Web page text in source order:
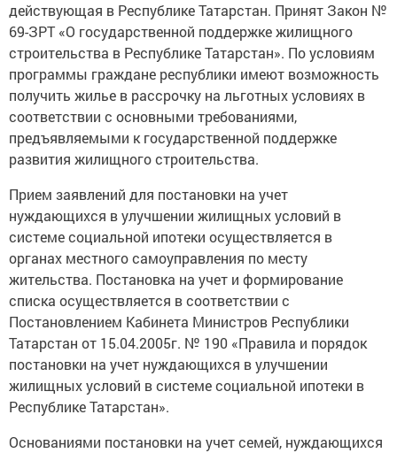
действующая в Республике Татарстан. Принят Закон №
69-ЗРТ «О государственной поддержке жилищного
строительства в Республике Татарстан». По условиям
программы граждане республики имеют возможность
получить жилье в рассрочку на льготных условиях в
соответствии с основными требованиями,
предъявляемыми к государственной поддержке
развития жилищного строительства.
Прием заявлений для постановки на учет
нуждающихся в улучшении жилищных условий в
системе социальной ипотеки осуществляется в
органах местного самоуправления по месту
жительства. Постановка на учет и формирование
списка осуществляется в соответствии с
Постановлением Кабинета Министров Республики
Татарстан от 15.04.2005г. № 190 «Правила и порядок
постановки на учет нуждающихся в улучшении
жилищных условий в системе социальной ипотеки в
Республике Татарстан».
Основаниями постановки на учет семей, нуждающихся